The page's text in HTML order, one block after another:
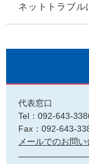
ネットトラブル
代表窓口
Tel：092-643-
Fax：092-643-
メールでのお問